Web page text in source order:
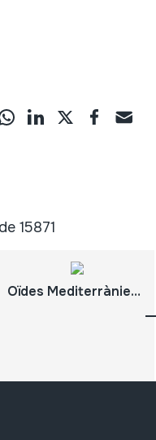
15871
Oïdes Mediterrànies València, Istambul, Tessalònica, Kabul. D'Es Castell a Sa Pobla Piazza, Isole, Montagna